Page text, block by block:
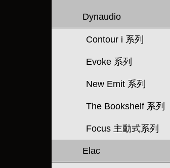
Dynaudio
Contour i 系列
Evoke 系列
New Emit 系列
The Bookshelf 系列
Focus 主動式系列
Elac